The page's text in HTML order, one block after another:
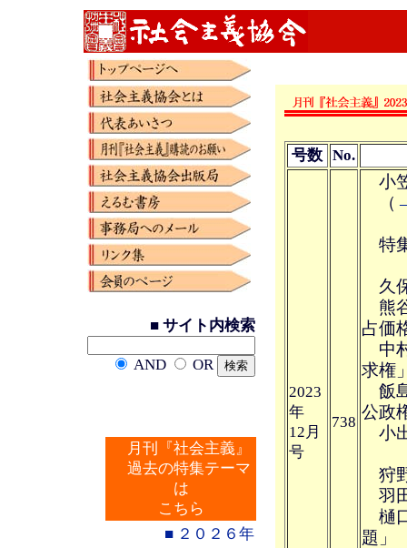
■ サイト内検索
AND OR
月刊『社会主義』
過去の特集テーマ
は
こちら
■ ２０２６年
号数 No.
2023
年
12月
号
738
小
（
特
久
熊
占価
中
求権
飯
公政
小
狩
羽
樋
題」